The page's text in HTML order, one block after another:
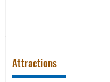
Attractions